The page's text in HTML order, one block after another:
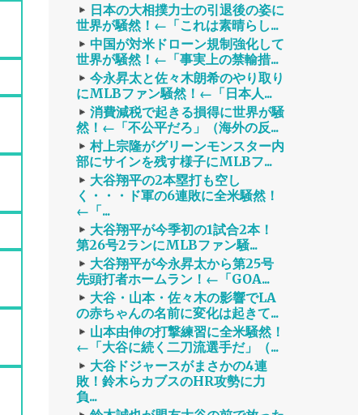
日本の大相撲力士の引退後の姿に
世界が騒然！←「これは素晴らし...
中国が対米ドローン規制強化して
世界が騒然！←「事実上の禁輸措...
今永昇太と佐々木朗希のやり取り
にMLBファン騒然！←「日本人...
消費減税で起きる損得に世界が騒
然！←「不公平だろ」（海外の反...
村上宗隆がグリーンモンスター内
部にサインを残す様子にMLBフ...
大谷翔平の2本塁打も空し
く・・・ド軍の6連敗に全米騒然！
←「...
大谷翔平が今季初の1試合2本！
第26号2ランにMLBファン騒...
大谷翔平が今永昇太から第25号
先頭打者ホームラン！←「GOA...
大谷・山本・佐々木の影響でLA
の赤ちゃんの名前に変化は起きて...
山本由伸の打撃練習に全米騒然！
←「大谷に続く二刀流選手だ」（...
大谷ドジャースがまさかの4連
敗！鈴木らカブスのHR攻勢に力
負...